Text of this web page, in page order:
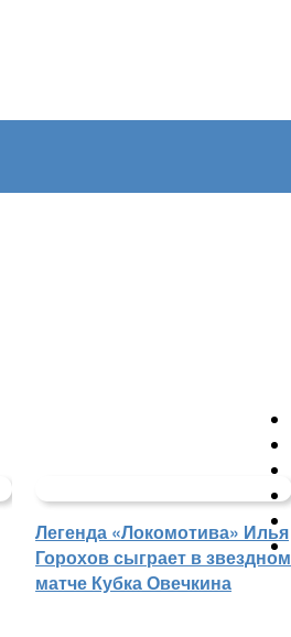
Легенда «Локомотива» Илья
Горохов сыграет в звездном
матче Кубка Овечкина